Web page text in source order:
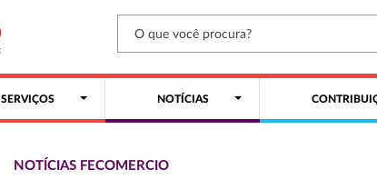
SERVIÇOS NOTÍCIAS
NOTÍCIAS FECOMERCIO